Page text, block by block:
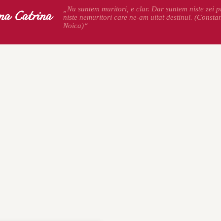
Catrina
„Nu suntem muritori, e clar. Dar suntem niste zei
niste nemuritori care ne-am uitat destinul.
Noica)“